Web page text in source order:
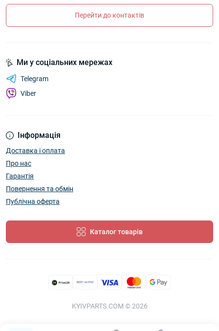
Перейти до контактів
Інформація
Доставка і оплата
Про нас
Гарантія
Повернення та обмін
Публічна оферта
Каталог товарів
Ми у соціальних мережах
Telegram
Viber
KYIVPARTS.COM © 2026